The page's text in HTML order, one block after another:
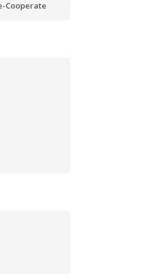
Cooperate